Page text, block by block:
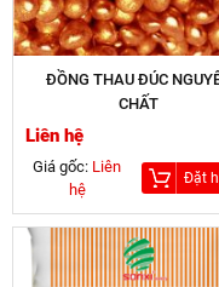
ĐỒNG THAU ĐÚC NGUYÊN
CHẤT
Liên hệ
Giá gốc: Liên
hệ
Đặt